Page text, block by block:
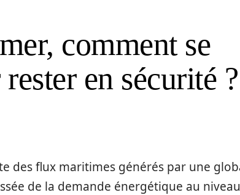
comment se
en sécurité ?
des flux maritimes générés par une
de la demande énergétique au